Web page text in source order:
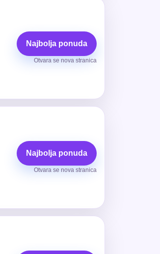
Najbolja ponuda
Otvara se nova stranica
Najbolja ponuda
Otvara se nova stranica